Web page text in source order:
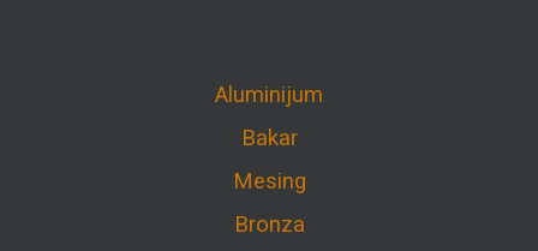
Aluminijum
Bakar
Mesing
Bronza